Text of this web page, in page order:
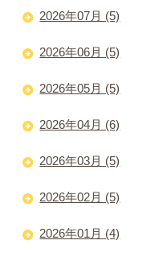
2026年07月 (5)
2026年06月 (5)
2026年05月 (5)
2026年04月 (6)
2026年03月 (5)
2026年02月 (5)
2026年01月 (4)